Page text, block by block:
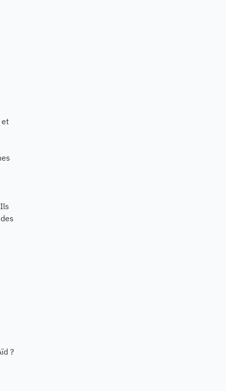
et
?